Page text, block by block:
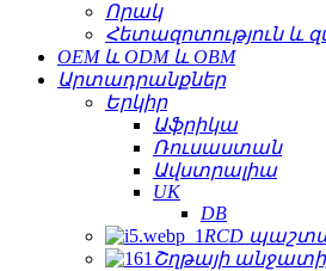
Որակ
Հետազոտություն և
OEM և ODM և OBM
Արտադրանքներ
Երկիր
Աֆրիկա
Ռուսաստան
Ավստրալիա
UK
DB
RCD
Շղթայի